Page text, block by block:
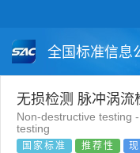
全国标准信息
国家标准
团体标准
无损检测 脉冲涡流
Non-destructive testing
testing
国家标准 推荐性